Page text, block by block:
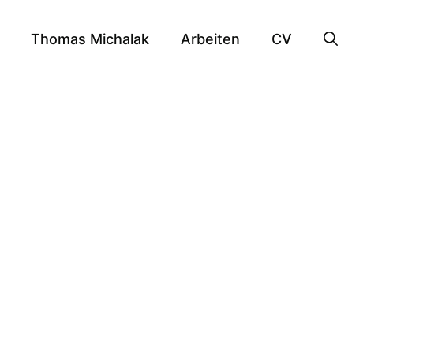
Thomas Michalak Arbeiten CV